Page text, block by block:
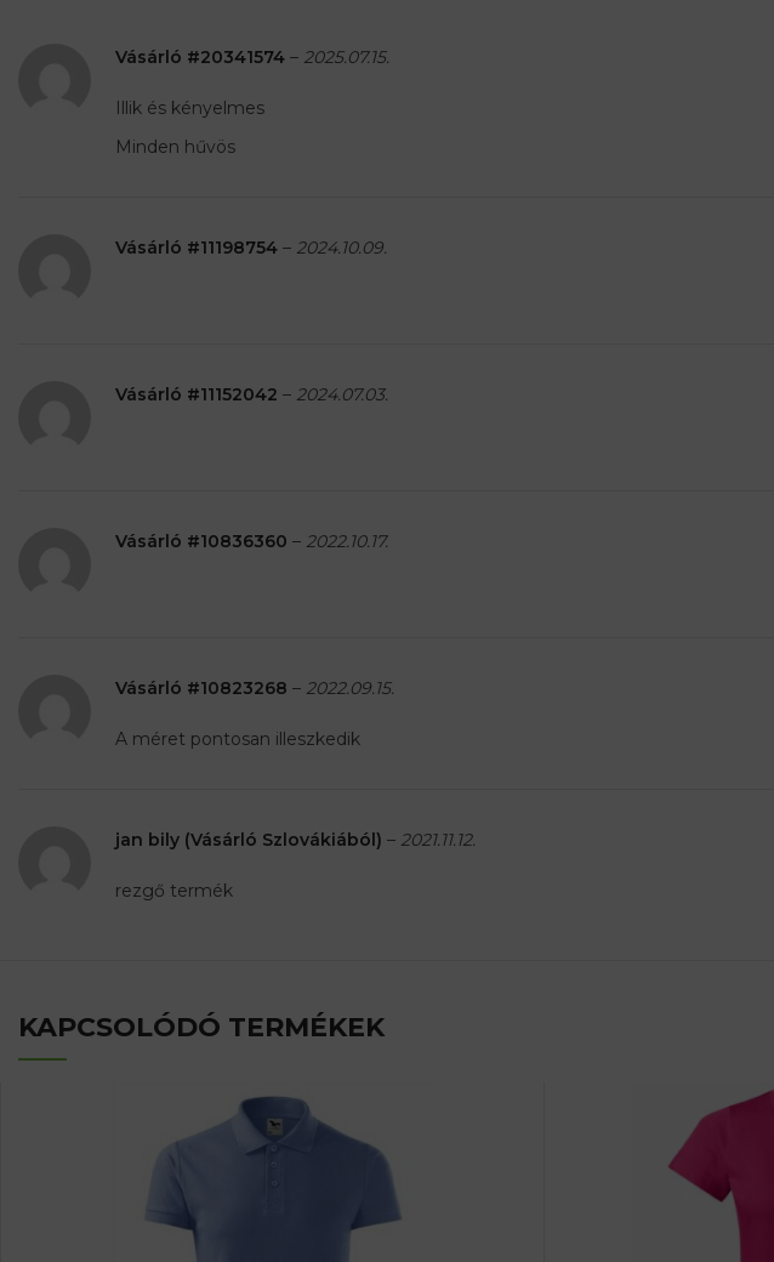
Vásárló #20341574 – 2025.07.15.
Illik és kényelmes
Minden hűvös
Vásárló #11198754 – 2024.10.09.
Vásárló #11152042 – 2024.07.03.
Vásárló #10836360 – 2022.10.17.
Vásárló #10823268 – 2022.09.15.
A méret pontosan illeszkedik
jan bily (Vásárló Szlovákiából) – 2021.11.12.
rezgő termék
KAPCSOLÓDÓ TERMÉKEK